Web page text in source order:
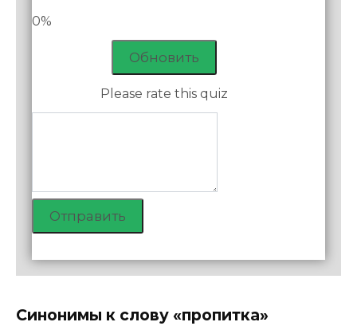
0%
Обновить
Please rate this quiz
Отправить
Синонимы к слову «пропитка»